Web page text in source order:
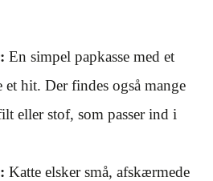
En simpel papkasse med et
hit. Der findes også mange
eller stof, som passer ind i
Katte elsker små, afskærmede